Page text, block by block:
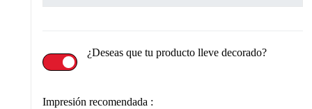
¿Deseas que tu producto lleve decorado?
Impresión recomendada :